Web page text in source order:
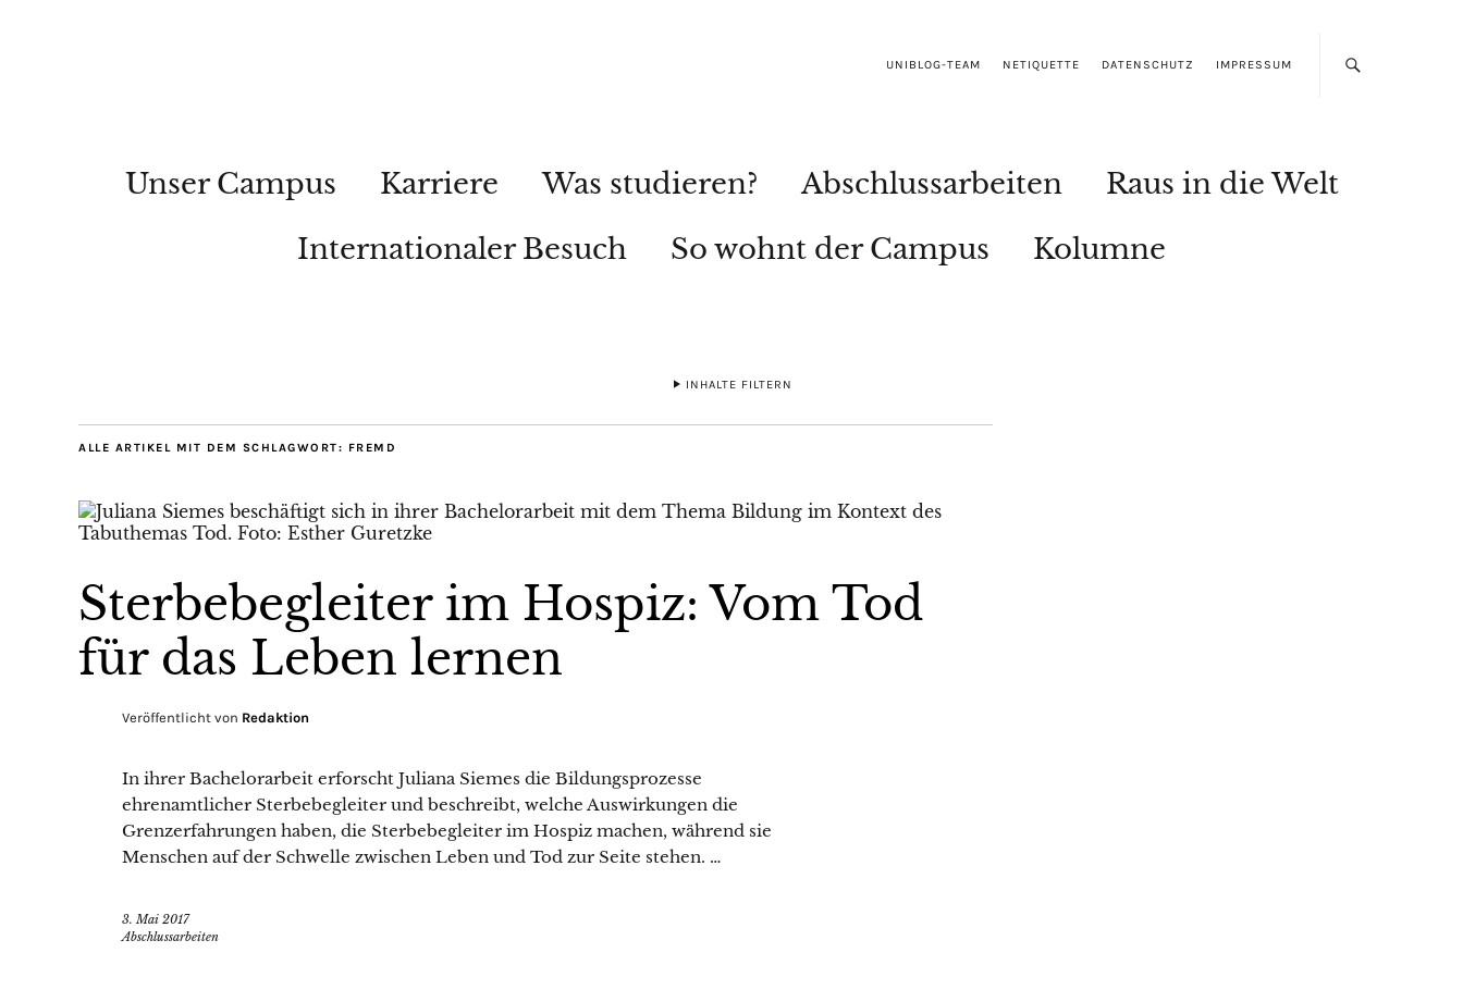
UNIBLOG-TEAM NETIQUETTE DATENSCHUTZ IMPRESSUM
Unser Campus Karriere Was studieren? Abschlussarbeiten
Raus in die Welt
Internationaler Besuch
So wohnt der Campus Kolumne
INHALTE FILTERN
ALLE ARTIKEL MIT DEM SCHLAGWORT: FREMD
Sterbebegleiter im Hospiz: Vom Tod
für das Leben lernen
Veröffentlicht von Redaktion
In ihrer Bachelorarbeit erforscht Juliana Siemes die Bildungsprozesse
ehrenamtlicher Sterbebegleiter und beschreibt, welche Auswirkungen die
Grenzerfahrungen haben, die Sterbebegleiter im Hospiz machen, während sie
Menschen auf der Schwelle zwischen Leben und Tod zur Seite stehen. …
3. Mai 2017
Abschlussarbeiten